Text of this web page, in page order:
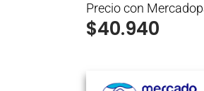
Precio con
$40.940